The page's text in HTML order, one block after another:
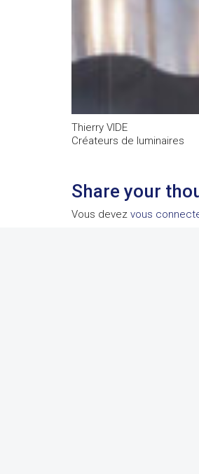
Thierry VIDE
Créateurs de luminaires
Share your
Vous devez vous